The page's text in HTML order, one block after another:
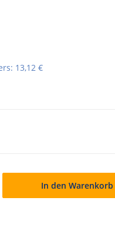
: 13,12 €
In den Warenkorb